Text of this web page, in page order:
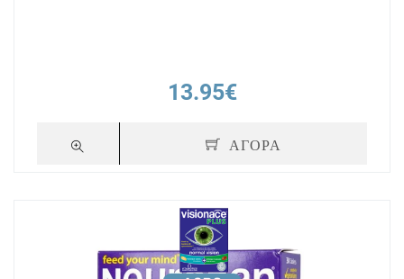
13.95€
ΑΓΟΡΑ